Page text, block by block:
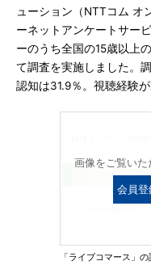
ューション（NTTコム オ
ーネットアンケートサー
ーのうち全国の15歳以上
て調査を実施しました。
認知は31.9％。視聴経験
画像をご覧いた
会員
「ライブコマース」